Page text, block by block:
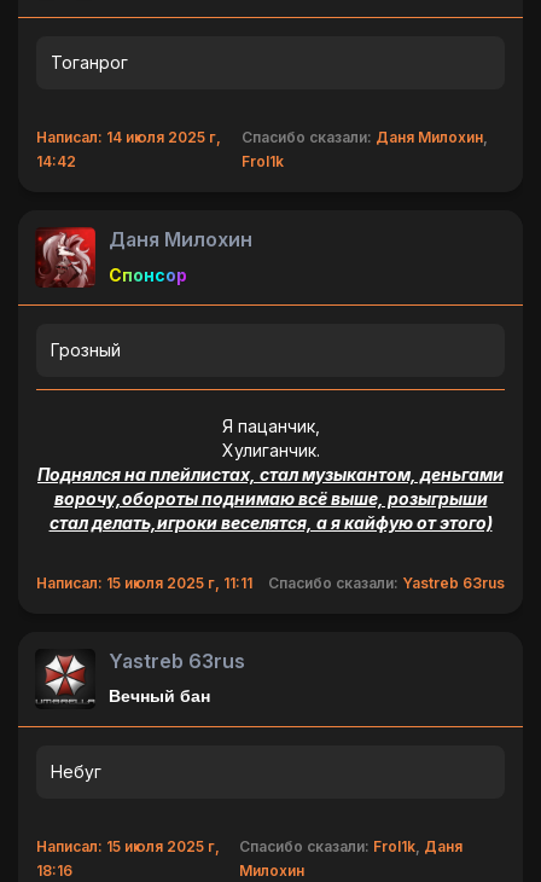
Тоганрог
Написал: 14 июля 2025 г,
14:42
Спасибо сказали: Даня Милохин,
Frol1k
Даня Милохин
Спонсор
Грозный
Я пацанчик,
Хулиганчик.
Поднялся на плейлистах, стал музыкантом, деньгами
ворочу,обороты поднимаю всё выше, розыгрыши
стал делать,игроки веселятся, а я кайфую от этого)
Написал: 15 июля 2025 г, 11:11 Спасибо сказали: Yastreb 63rus
Yastreb 63rus
Вечный бан
Небуг
Написал: 15 июля 2025 г,
18:16
Спасибо сказали: Frol1k, Даня
Милохин